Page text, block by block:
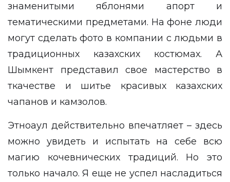
знаменитыми яблонями апорт и
тематическими предметами. На фоне люди
могут сделать фото в компании с людьми в
традиционных казахских костюмах. А
Шымкент представил свое мастерство в
ткачестве и шитье красивых казахских
чапанов и камзолов.
Этноаул действительно впечатляет – здесь
можно увидеть и испытать на себе всю
магию кочевнических традиций. Но это
только начало. Я еще не успел насладиться